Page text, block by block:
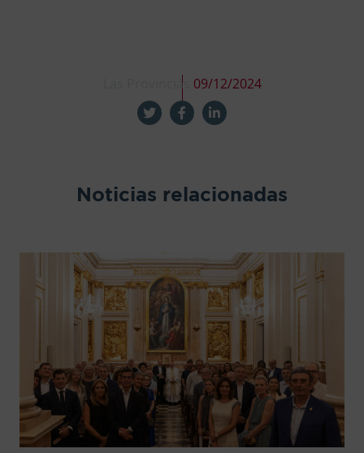
Las Provincias 09/12/2024
Noticias relacionadas